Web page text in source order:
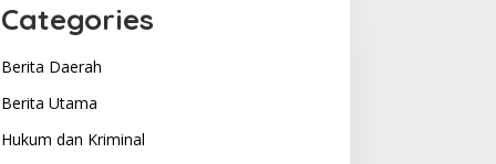
Categories
Berita Daerah
Berita Utama
Hukum dan Kriminal